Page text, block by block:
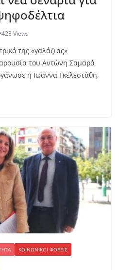
423 Views
της «γαλάζιας»
του Αντώνη Σαμαρά
η Ιωάννα Γκελεστάθη,
ΚΟΙΝΩΝΙΚΟΊ ΦΟΡΕΊΣ